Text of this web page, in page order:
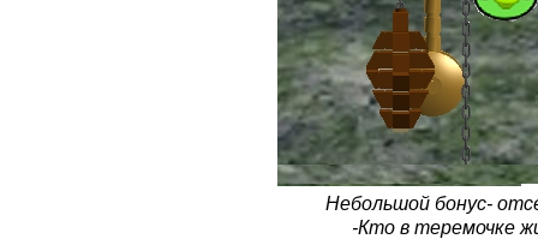
Небольшой бонус-
-Кто в теремочке